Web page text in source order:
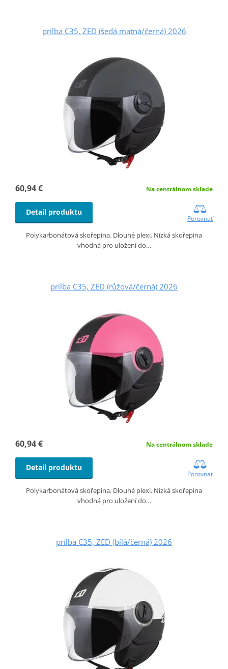
prilba C35, ZED (šedá matná/černá) 2026
60,94 € Na centrálnom sklade
Detail produktu
Porovnať
Polykarbonátová skořepina. Dlouhé plexi. Nízká skořepina
vhodná pro uložení do…
prilba C35, ZED (růžová/černá) 2026
60,94 € Na centrálnom sklade
Detail produktu
Porovnať
Polykarbonátová skořepina. Dlouhé plexi. Nízká skořepina
vhodná pro uložení do…
prilba C35, ZED (bílá/černá) 2026